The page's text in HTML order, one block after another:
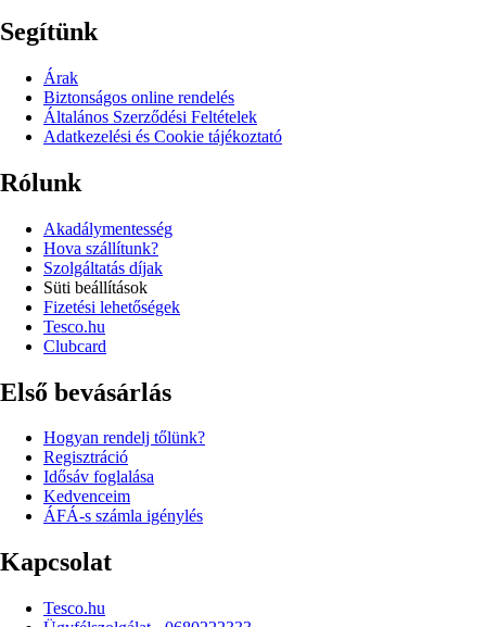
Segítünk
Árak
Biztonságos online rendelés
Általános Szerződési Feltételek
Adatkezelési és Cookie tájékoztató
Rólunk
Akadálymentesség
Hova szállítunk?
Szolgáltatás díjak
Süti beállítások
Fizetési lehetőségek
Tesco.hu
Clubcard
Első bevásárlás
Hogyan rendelj tőlünk?
Regisztráció
Idősáv foglalása
Kedvenceim
ÁFÁ-s számla igénylés
Kapcsolat
Tesco.hu